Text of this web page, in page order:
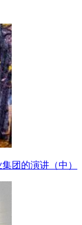
团的演讲（中）